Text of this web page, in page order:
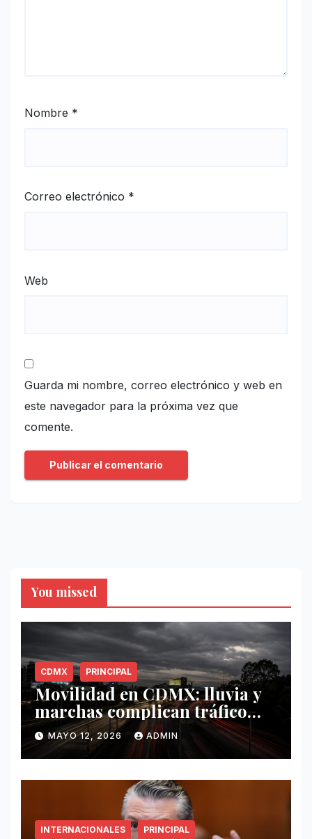
Nombre *
Correo electrónico *
Web
Guarda mi nombre, correo electrónico y web en
este navegador para la próxima vez que
comente.
You missed
CDMX PRINCIPAL
Movilidad en CDMX: lluvia y
marchas complican tráfico
este 12 de mayo
MAYO 12, 2026 ADMIN
INTERNACIONALES PRINCIPAL